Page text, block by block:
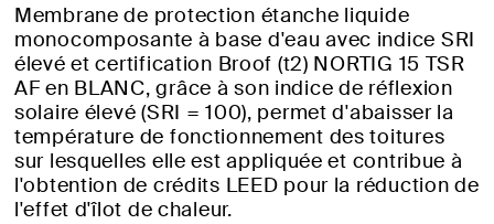
Membrane de protection étanche liquide
monocomposante à base d'eau avec indice SRI
élevé et certification Broof (t2) NORTIG 15 TSR
AF en BLANC, grâce à son indice de réflexion
solaire élevé (SRI = 100), permet d'abaisser la
température de fonctionnement des toitures
sur lesquelles elle est appliquée et contribue à
l'obtention de crédits LEED pour la réduction de
l'effet d'îlot de chaleur.